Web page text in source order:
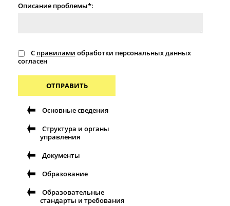
Описание проблемы*:
С правилами обработки персональных данных
согласен
ОТПРАВИТЬ
Основные сведения
Структура и органы
управления
Документы
Образование
Образовательные
стандарты и требования